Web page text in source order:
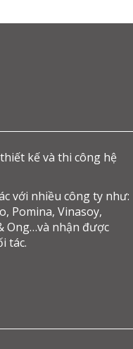
kế và thi công hệ
với nhiều công ty như:
Pomina, Vinasoy,
Ong…và nhận được
tác.